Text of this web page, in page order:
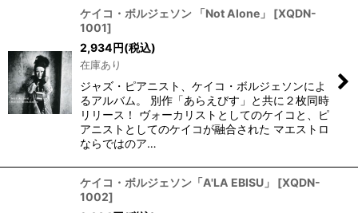
ケイコ・ボルジェソン 「Not Alone」 [XQDN-
1001]
2,934円(税込)
在庫あり
ジャズ・ピアニスト、ケイコ・ボルジェソンによ
るアルバム。 別作「あらえびす」と共に２枚同時
リリース！ ヴォーカリストとしてのケイコと、ピ
アニストとしてのケイコが融合された マエストロ
ならではのア…
ケイコ・ボルジェソン「A'LA EBISU」 [XQDN-
1002]